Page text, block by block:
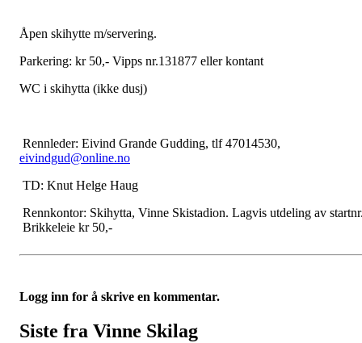
Åpen skihytte m/servering.
Parkering: kr 50,- Vipps nr.131877 eller kontant
WC i skihytta (ikke dusj)
Rennleder: Eivind Grande Gudding, tlf 47014530,
eivindgud@online.no
TD: Knut Helge Haug
Rennkontor: Skihytta, Vinne Skistadion. Lagvis utdeling av
Brikkeleie kr 50,-
Logg inn for å skrive en kommentar.
Siste fra Vinne Skilag